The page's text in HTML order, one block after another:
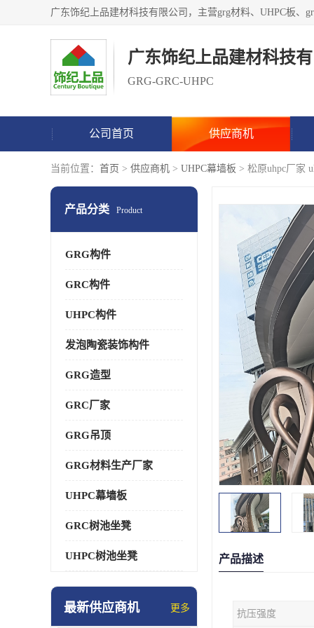
广东饰纪上品建材科技
GRG-GRC-UHPC
公司首页 供应商机
当前位置： 首页 > 供应商机 > UHPC幕墙板 > 松原uhpc厂家
产品分类 Product
GRG构件
GRC构件
UHPC构件
发泡陶瓷装饰构件
GRG造型
GRC厂家
GRG吊顶
GRG材料生产厂家
UHPC幕墙板
GRC树池坐凳
UHPC树池坐凳
最新供应商机 更多
产品描述
抗压强度